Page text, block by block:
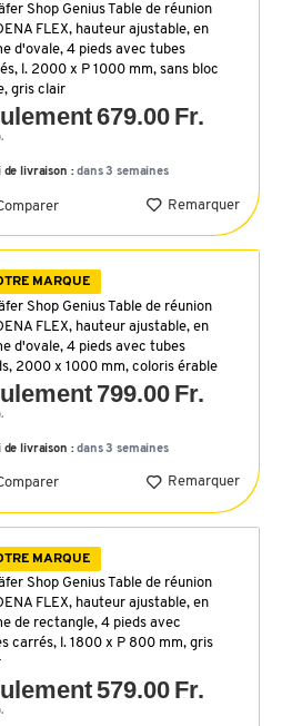
Shop Genius Table de réunion
FLEX, hauteur ajustable, en
d'ovale, 4 pieds avec tubes
l. 2000 x P 1000 mm, sans bloc
gris clair
679.00 Fr.
de livraison :dans 3 semaines
Remarquer
MARQUE
Shop Genius Table de réunion
FLEX, hauteur ajustable, en
d'ovale, 4 pieds avec tubes
2000 x 1000 mm, coloris érable
799.00 Fr.
de livraison :dans 3 semaines
Remarquer
MARQUE
Shop Genius Table de réunion
FLEX, hauteur ajustable, en
de rectangle, 4 pieds avec
carrés, l. 1800 x P 800 mm, gris
579.00 Fr.